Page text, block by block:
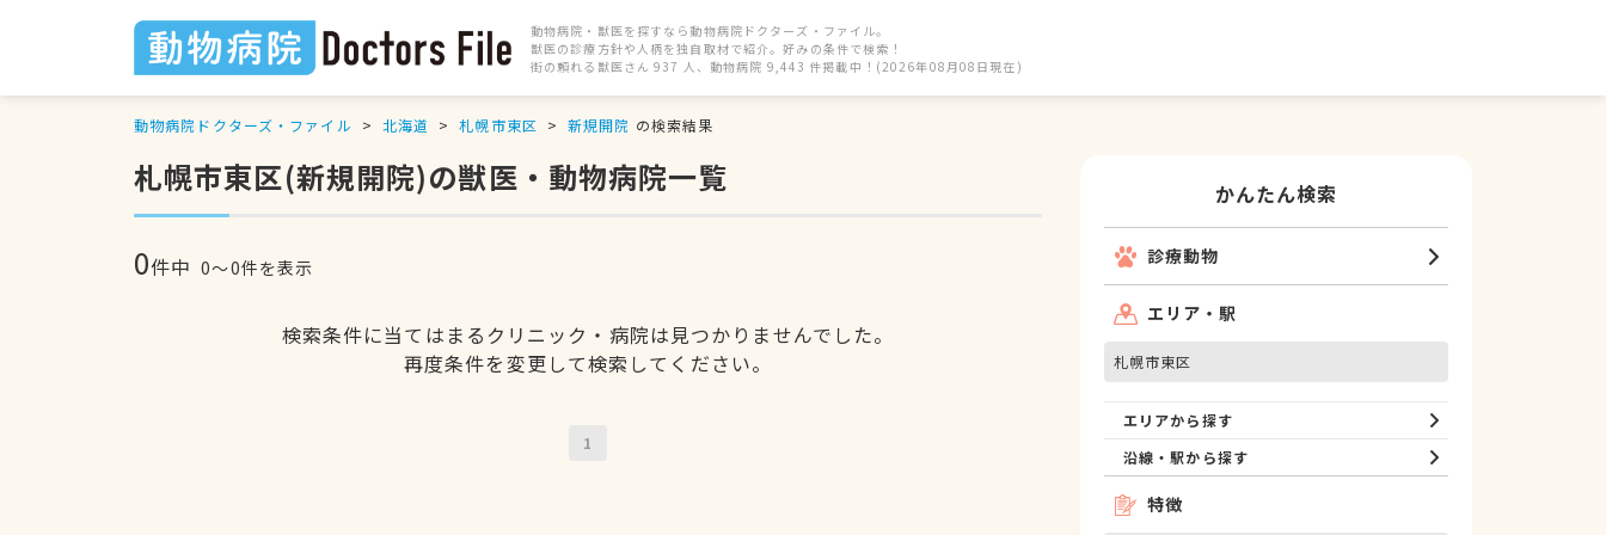
動物病院・獣医を探すなら動物病院ドクターズ・ファイル。
獣医の診療方針や人柄を独自取材で紹介。好みの条件で検索！
街の頼れる獣医さん 937 人、動物病院 9,443 件掲載中！(2026年08月08日現在)
動物病院ドクターズ・ファイル 北海道 札幌市東区 新規開院 の検索結果
札幌市東区(新規開院)の獣医・動物病院一覧
0件中 0〜0件を表示
検索条件に当てはまるクリニック・病院は見つかりませんでした。
再度条件を変更して検索してください。
1
かんたん検索
診療動物
エリア・駅
札幌市東区
エリアから探す
沿線・駅から探す
特徴